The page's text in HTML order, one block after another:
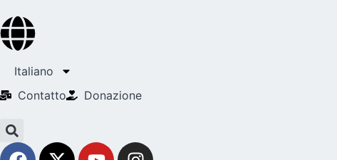
Italiano
Contatto
Donazione